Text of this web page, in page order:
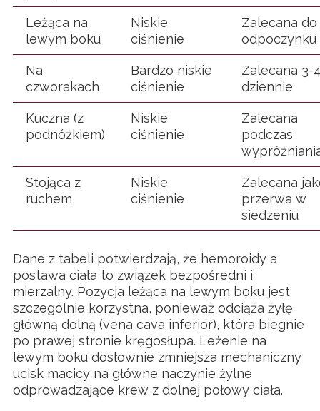
Leżąca na
lewym boku
Niskie
ciśnienie
Zalecana do
odpoczynku
Na
czworakach
Bardzo niskie
ciśnienie
Zalecana 3-
dziennie
Kuczna (z
podnóżkiem)
Niskie
ciśnienie
Zalecana
podczas
Stojąca z
ruchem
Niskie
ciśnienie
Zalecana
przerwa w
siedzeniu
Dane z tabeli potwierdzają, że hemoroidy a
postawa ciała to związek bezpośredni i
mierzalny. Pozycja leżąca na lewym boku jest
szczególnie korzystna, ponieważ odciąża żyłę
główną dolną (vena cava inferior), która biegnie
po prawej stronie kręgosłupa. Leżenie na
lewym boku dosłownie zmniejsza mechaniczny
ucisk macicy na główne naczynie żylne
odprowadzające krew z dolnej połowy ciała.